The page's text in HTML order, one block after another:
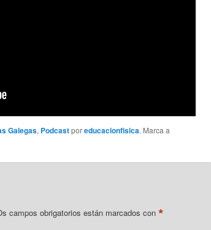
Galegas, Podcastporeducacionfisica. Marca a
campos obrigatorios están marcados con *